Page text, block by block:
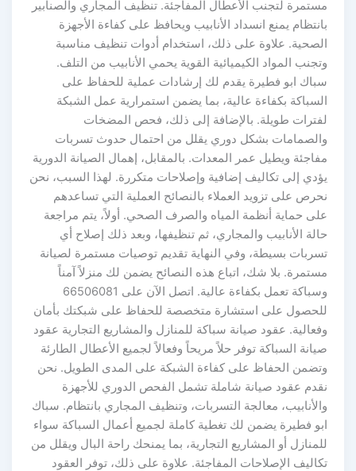
مستمرة لتجنب الأعطال المفاجئة. تنظيف المجاري والصنابير
بانتظام يمنع انسداد الأنابيب ويحافظ على كفاءة الأجهزة
الصحية. علاوة على ذلك، استخدام أدوات تنظيف مناسبة
وتجنب المواد الكيميائية القوية يحمي الأنابيب من التلف.
سباك ابو فطيرة يقدم لك إرشادات عملية للحفاظ على
السباكة بكفاءة عالية، بما يضمن استمرارية عمل الشبكة
لفترات طويلة. بالإضافة إلى ذلك، فحص المضخات
والصمامات بشكل دوري يقلل من احتمال حدوث تسربات
مفاجئة ويطيل عمر المعدات. بالمقابل، إهمال الصيانة الدورية
يؤدي إلى تكاليف إضافية وإصلاحات متكررة. لهذا السبب، نحن
نحرص على تزويد العملاء بالنصائح العملية التي تساعدهم
على حماية أنظمة المياه والصرف الصحي. أولاً، يتم مراجعة
حالة الأنابيب والمجاري، ثم تنظيفها، وبعد ذلك إصلاح أي
تسربات بسيطة، وفي النهاية تقديم توصيات مستمرة لصيانة
مستمرة. بلا شك، اتباع هذه النصائح يضمن لك منزلاً آمناً
وسباكة تعمل بكفاءة عالية. اتصل الآن على 66506081
للحصول على استشارة متخصصة للحفاظ على شبكتك بأمان
وفعالية. عقود صيانة سباكة للمنازل والمشاريع التجارية عقود
صيانة السباكة توفر حلاً مريحاً وفعالاً لجميع الأعطال الطارئة
وتضمن الحفاظ على كفاءة الشبكة على المدى الطويل. نحن
نقدم عقود صيانة شاملة تشمل الفحص الدوري للأجهزة
والأنابيب، معالجة التسربات، وتنظيف المجاري بانتظام. سباك
ابو فطيرة يضمن لك تغطية كاملة لجميع أعمال السباكة سواء
للمنازل أو المشاريع التجارية، بما يمنحك راحة البال ويقلل من
تكاليف الإصلاحات المفاجئة. علاوة على ذلك، توفر العقود